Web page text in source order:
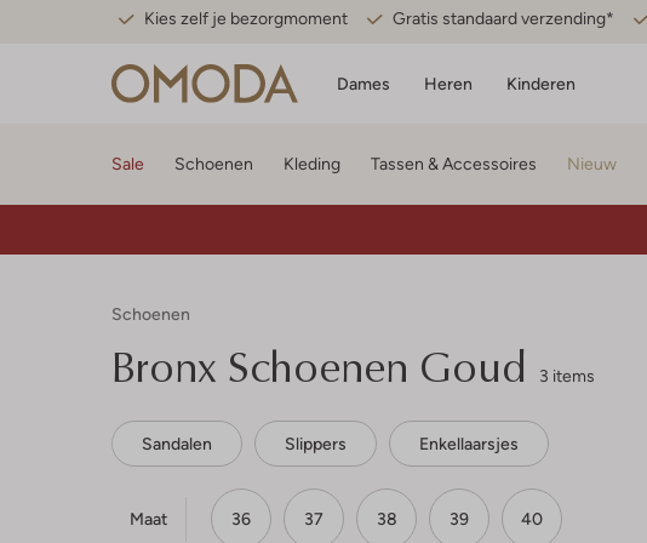
Kies zelf je bezorgmoment Gratis standaard verzending*
Dames Heren Kinderen
Sale Schoenen Kleding Tassen & Accessoires Nieuw
Schoenen
Bronx Schoenen Goud 3 items
Sandalen Slippers Enkellaarsjes
Maat 36 37 38 39 40